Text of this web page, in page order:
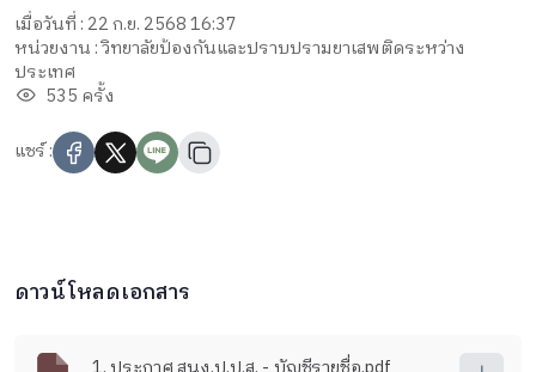
เมื่อวันที่ : 22 ก.ย. 2568 16:37
หน่วยงาน : วิทยาลัยป้องกันและปราบปรามยาเสพติดระหว่าง
ประเทศ
535 ครั้ง
แชร์ :
ดาวน์โหลดเอกสาร